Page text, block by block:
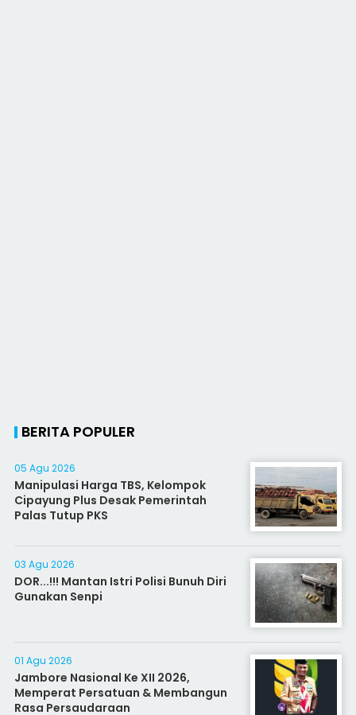
BERITA POPULER
05 Agu 2026
Manipulasi Harga TBS, Kelompok
Cipayung Plus Desak Pemerintah
Palas Tutup PKS
03 Agu 2026
DOR...!!! Mantan Istri Polisi Bunuh Diri
Gunakan Senpi
01 Agu 2026
Jambore Nasional Ke XII 2026,
Memperat Persatuan & Membangun
Rasa Persaudaraan